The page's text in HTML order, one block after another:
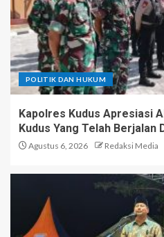
POLITIK DAN HUKUM
Kapolres Kudus Apresiasi
Kudus Yang Telah Berjalan
Agustus 6, 2026 Redaksi Media